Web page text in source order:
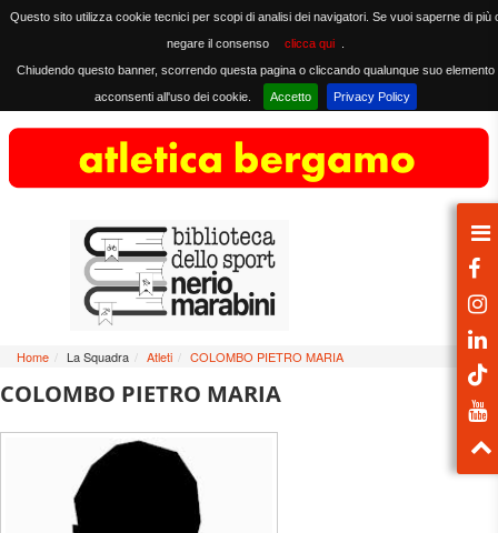
Questo sito utilizza cookie tecnici per scopi di analisi dei navigatori. Se vuoi saperne di più
negare il consenso
clicca qui
Chiudendo questo banner, scorrendo questa pagina o cliccando qualunque suo elemento
acconsenti all'uso dei cookie.
Accetto Privacy Policy
Home / La Squadra / Atleti / COLOMBO PIETRO MARIA
COLOMBO PIETRO MARIA